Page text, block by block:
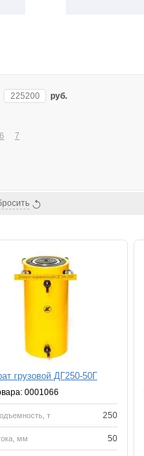
руб.
6 7
грузовой ДГ250-50Г
0001066
т 250
мм 50